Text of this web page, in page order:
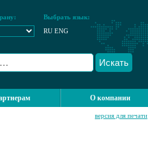
Выбрать язык:
RU ENG
Искать
О компании
версия для печати